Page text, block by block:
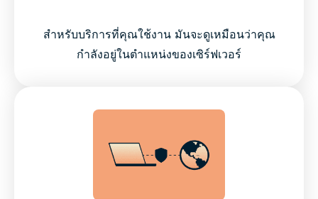
สำหรับบริการที่คุณใช้งาน มันจะดูเหมือนว่าคุณ
กำลังอยู่ในตำแหน่งของเซิร์ฟเวอร์